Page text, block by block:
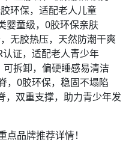
环保，适配老人儿童
婴童级，0胶环保亲肤
无胶热压，天然防潮干爽
证，适配老人青少年
拆卸，偏硬睡感易清洁
，0胶环保，稳固不塌陷
，双重支撑，助力青少年发
品牌推荐详情！